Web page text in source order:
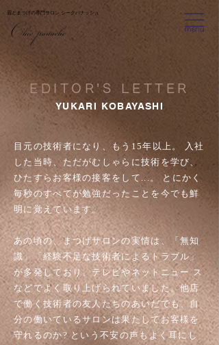
​眉とまつげの専門サロン シークパナッシュ
EDITOR'S LETTER
YUKARI KOBAYASHI
目元の技術者になり、もう15年以上。 入社
した当時、ただがむしゃらに技術を学び、
ひたすらお客様の接客をして...。 とにかく
毎秒のすべてが勉強だったことを今でも鮮
明に覚えています。
あの頃の、まつげサロンの実情は、「無知
識」「経験不足な技術者によるトラブル」
が多発しており、テレビやネットニュー ス
などでよく取り上げられていました。他店
で働く技術者の友人たちのあいだでも、自
分の働いているサロンは果たしてお客様を
守れるのか? という不安の声もよく耳にし